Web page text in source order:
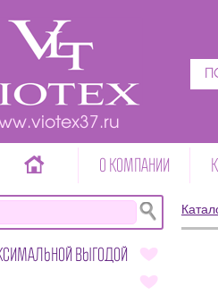
О КОМПАНИИ
ВЫГОДОЙ